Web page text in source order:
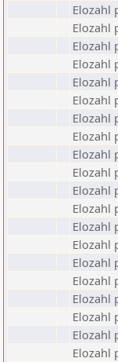
Elozahl
Elozahl
Elozahl
Elozahl
Elozahl
Elozahl
Elozahl
Elozahl
Elozahl
Elozahl
Elozahl
Elozahl
Elozahl
Elozahl
Elozahl
Elozahl
Elozahl
Elozahl
Elozahl
Elozahl